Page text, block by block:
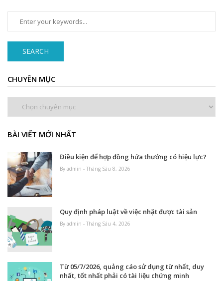
SEARCH
CHUYÊN MỤC
BÀI VIẾT MỚI NHẤT
Điều kiện để hợp đồng hứa thưởng có hiệu lực?
By admin - Tháng Sáu 8, 2026
Quy định pháp luật về việc nhặt được tài sản
By admin - Tháng Sáu 4, 2026
Từ 05/7/2026, quảng cáo sử dụng từ nhất, duy
nhất, tốt nhất phải có tài liệu chứng minh